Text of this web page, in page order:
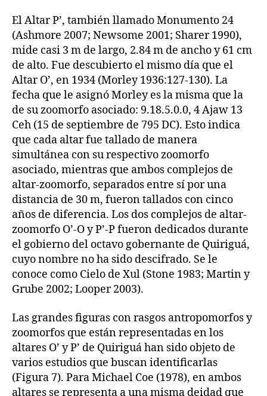
El Altar P’, también llamado Monumento 24
(Ashmore 2007; Newsome 2001; Sharer 1990),
mide casi 3 m de largo, 2.84 m de ancho y 61 cm
de alto. Fue descubierto el mismo día que el
Altar O’, en 1934 (Morley 1936:127-130). La
fecha que le asignó Morley es la misma que la
de su zoomorfo asociado: 9.18.5.0.0, 4 Ajaw 13
Ceh (15 de septiembre de 795 DC). Esto indica
que cada altar fue tallado de manera
simultánea con su respectivo zoomorfo
asociado, mientras que ambos complejos de
altar-zoomorfo, separados entre sí por una
distancia de 30 m, fueron tallados con cinco
años de diferencia. Los dos complejos de altar-
zoomorfo O’-O y P’-P fueron dedicados durante
el gobierno del octavo gobernante de Quiriguá,
cuyo nombre no ha sido descifrado. Se le
conoce como Cielo de Xul (Stone 1983; Martin y
Grube 2002; Looper 2003).
Las grandes figuras con rasgos antropomorfos y
zoomorfos que están representadas en los
altares O’ y P’ de Quiriguá han sido objeto de
varios estudios que buscan identificarlas
(Figura 7). Para Michael Coe (1978), en ambos
altares se representa a una misma deidad que